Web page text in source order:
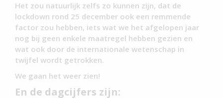
Het zou natuurlijk zelfs zo kunnen zijn, dat de
lockdown rond 25 december ook een remmende
factor zou hebben, iets wat we het afgelopen jaar
nog bij geen enkele maatregel hebben gezien en
wat ook door de internationale wetenschap in
twijfel wordt getrokken.
We gaan het weer zien!
En de dagcijfers zijn: